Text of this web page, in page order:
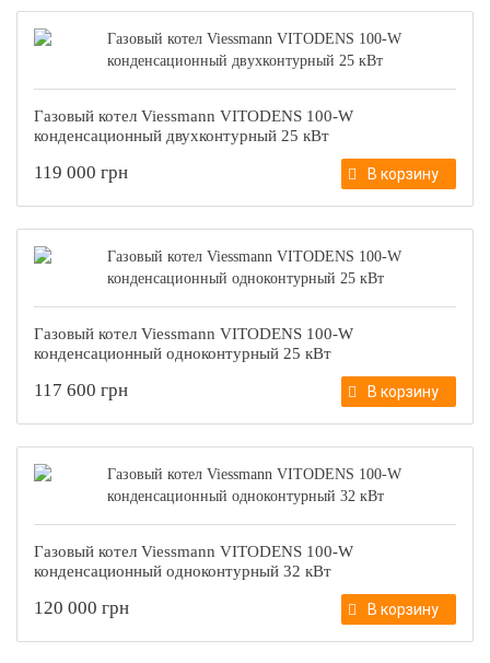
Газовый котел Viessmann VITODENS 100-W
конденсационный двухконтурный 25 кВт
119 000 грн В корзину
Газовый котел Viessmann VITODENS 100-W
конденсационный одноконтурный 25 кВт
117 600 грн В корзину
Газовый котел Viessmann VITODENS 100-W
конденсационный одноконтурный 32 кВт
120 000 грн В корзину